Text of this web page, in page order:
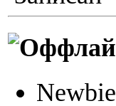
Newbie